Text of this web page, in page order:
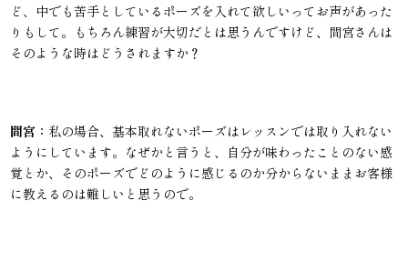
ど、中でも苦手としているポーズを入れて欲しいってお声があった
りもして。もちろん練習が大切だとは思うんですけど、間宮さんは
そのような時はどうされますか？
間宮： 私の場合、基本取れないポーズはレッスンでは取り入れない
ようにしています。なぜかと言うと、自分が味わったことのない感
覚とか、そのポーズでどのように感じるのか分からないままお客様
に教えるのは難しいと思うので。